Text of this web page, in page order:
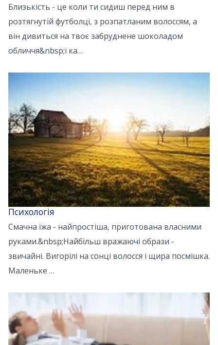
Близькість - це коли ти сидиш перед ним в
розтягнутій футболці, з розпатланим волоссям, а
він дивиться на твоє забруднене шоколадом
обличчя&nbsp;і ка…
Психологія
Смачна їжа - найпростіша, приготована власними
руками.&nbsp;Найбільш вражаючі образи -
звичайні. Вигорілі на сонці волосся і щира посмішка.
Маленьке …